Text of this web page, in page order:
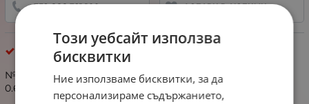
+359 888 321 100 ДОБАВИ В ЛЮБИМИ
Наниз кристал други
№342537 Кристал куб 2.5х2.5мм цвят злато отвор
0.6мм ~100бр ~24см 1наниз
Този уебсайт използва
бисквитки
Ние използваме бисквитки, за да
персонализираме съдържанието,